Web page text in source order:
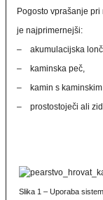
Pogosto vprašanje
je najprimernejši:
– akumulacijska
– kaminska peč,
– kamin s kaminskim
– prostostoječi ali
Slika 1 – Uporaba